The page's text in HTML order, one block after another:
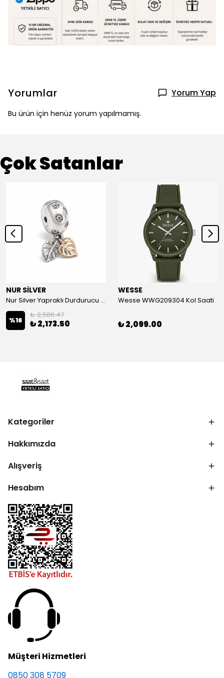
Yorumlar Yorum Yap
Bu ürün için henüz yorum yapılmamış.
Çok Satanlar
NUR SİLVER
Nur Silver Yapraklı Durdurucu Gümüş Charm - NUR-CM00501
%16
₺ 2,586.47
₺ 2,173.50
WESSE
Wesse WWG209304 Kol Saati
₺ 2,099.00
Kategoriler
Hakkımızda
Alışveriş
Hesabım
Müşteri Hizmetleri
0850 308 5709